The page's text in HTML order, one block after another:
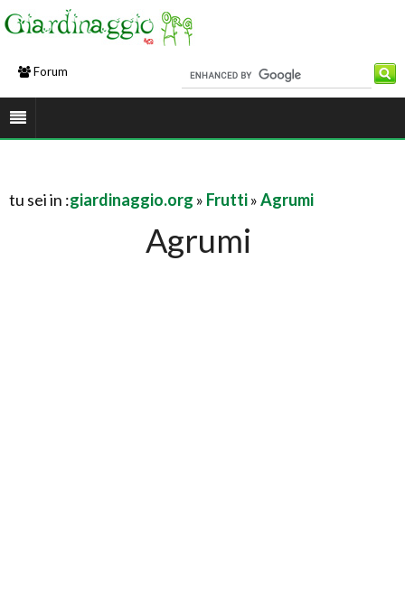
Forum
tu sei in :giardinaggio.org » Frutti»Agrumi
Agrumi